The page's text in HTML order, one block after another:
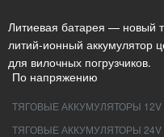
Литиевая батарея — новый
литий-ионный аккумулятор
для вилочных погрузчиков.
По напряжению
ТЯГОВЫЕ АККУМУЛЯТОРЫ 12V
ТЯГОВЫЕ АККУМУЛЯТОРЫ 24V